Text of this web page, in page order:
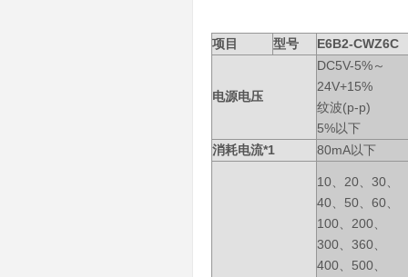
项目 型号 E6B2-CWZ6C
电源电压
DC5V-5%～
24V+15%
纹波(p-p)
5%以下
消耗电流*1
80mA以下
10、20、30、
40、50、60、
100、200、
300、360、
400、500、